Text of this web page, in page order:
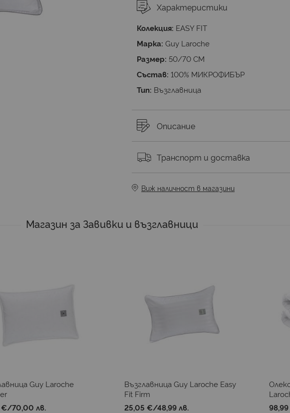
Характеристики
Колекция: EASY FIT
Марка: Guy Laroche
Размер: 50/70 СМ
Състав: 100% МИКРОФИБЪР
Тип: Възглавница
Описание
Транспорт и доставка
Виж наличност в магазини
Магазин за Завивки и възглавници
Guy Laroche
€/70,00 лв.
Възглавница Guy Laroche Easy
Fit Firm
25,05 €/48,99 лв.